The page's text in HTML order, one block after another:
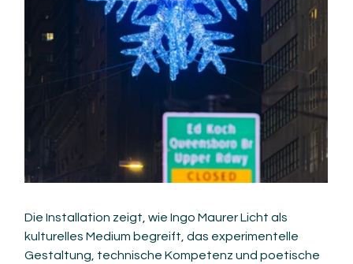
Die Installation zeigt, wie Ingo Maurer Licht als
kulturelles Medium begreift, das experimentelle
Gestaltung, technische Kompetenz und poetische